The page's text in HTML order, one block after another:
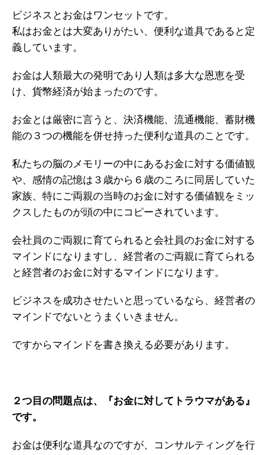
ビジネスとお金はワンセットです。
私はお金とは大変ありがたい、便利な道具であると定
義しています。
お金は人類最大の発明であり人類は多大な恩恵を受
け、貨幣経済が始まったのです。
お金とは厳密に言うと、決済機能、流通機能、蓄財機
能の３つの機能を併せ持った便利な道具のことです。
私たちの脳のメモリーの中にあるお金に対する価値観
や、感情の記憶は３歳から６歳のころに同居していた
家族、特にご両親の当時のお金に対する価値観をミッ
クスしたものが頭の中にコピーされています。
会社員のご両親に育てられると会社員のお金に対する
マインドになりますし、経営者のご両親に育てられる
と経営者のお金に対するマインドになります。
ビジネスを成功させたいと思っているなら、経営者の
マインドでないとうまくいきません。
ですからマインドを書き換える必要があります。
２つ目の問題点は、『お金に対してトラウマがある』
です。
お金は便利な道具なのですが、コンサルティングを行